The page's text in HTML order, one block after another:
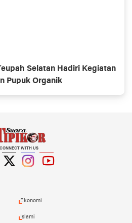
Selatan Hadiri Kegiatan
Pupuk Organik
CONNECT WITH US
Ekonomi
Islami